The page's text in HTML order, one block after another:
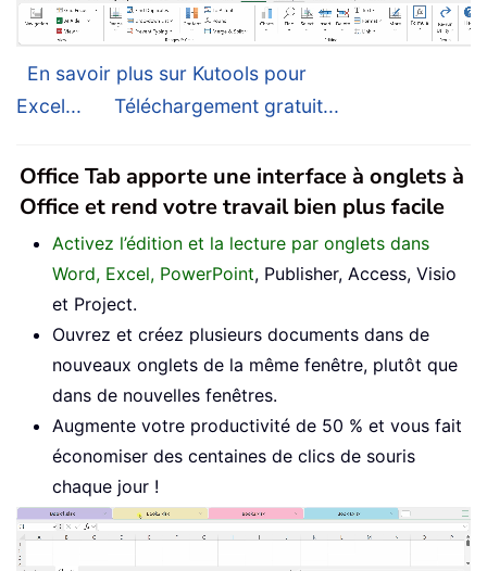
En savoir plus sur Kutools pour
Excel...
Téléchargement gratuit...
Office Tab apporte une interface à onglets à
Office et rend votre travail bien plus facile
Activez l’édition et la lecture par onglets dans
Word, Excel, PowerPoint, Publisher, Access, Visio
et Project.
Ouvrez et créez plusieurs documents dans de
nouveaux onglets de la même fenêtre, plutôt que
dans de nouvelles fenêtres.
Augmente votre productivité de 50 % et vous fait
économiser des centaines de clics de souris
chaque jour !